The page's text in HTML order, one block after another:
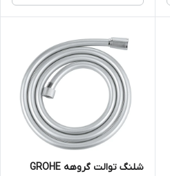
شلنگ توالت گروهه GROHE